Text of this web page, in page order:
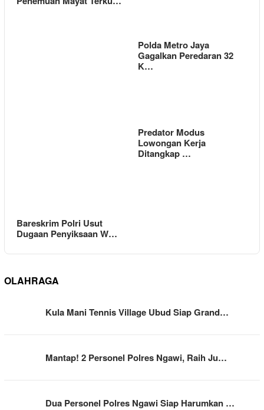
Polda Metro Jaya
Gagalkan Peredaran 32
K…
Bareskrim Polri Usut
Dugaan Penyiksaan W…
Predator Modus
Lowongan Kerja
Ditangkap …
OLAHRAGA
Kula Mani Tennis Village Ubud Siap Grand…
Mantap! 2 Personel Polres Ngawi, Raih Ju…
Dua Personel Polres Ngawi Siap Harumkan …